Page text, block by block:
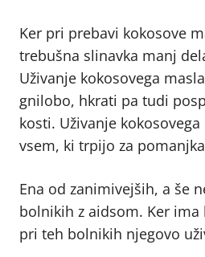
Ker pri prebavi kokosove
trebušna slinavka manj
Uživanje kokosovega
gnilobo, hkrati pa tudi
kosti. Uživanje
vsem, ki trpijo za
Ena od zanimivejših, a še
bolnikih z aidsom. Ker
pri teh bolnikih njegovo